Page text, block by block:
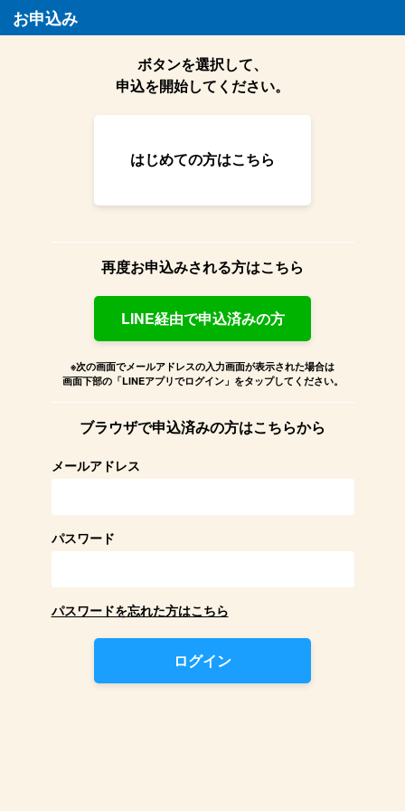
お申込み
ボタンを選択して、
申込を開始してください。
はじめての方はこちら
再度お申込みされる方はこちら
LINE経由で申込済みの方
※次の画面でメールアドレスの入力画面が表示された場合は
画面下部の「LINEアプリでログイン」をタップしてください。
ブラウザで申込済みの方はこちらから
メールアドレス
パスワード
パスワードを忘れた方はこちら
ログイン